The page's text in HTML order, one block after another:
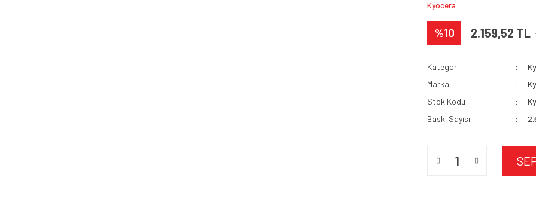
Kyocera
%10 2.159,52 TL
Kategori
Marka
Stok Kodu
Baskı Sayısı